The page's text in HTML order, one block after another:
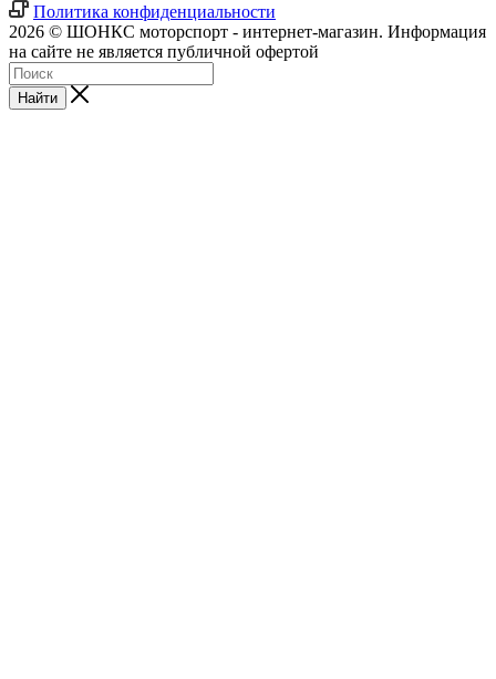
Политика конфиденциальности
2026 © ШОНКС моторспорт - интернет-магазин. Информация
на сайте не является публичной офертой
Найти